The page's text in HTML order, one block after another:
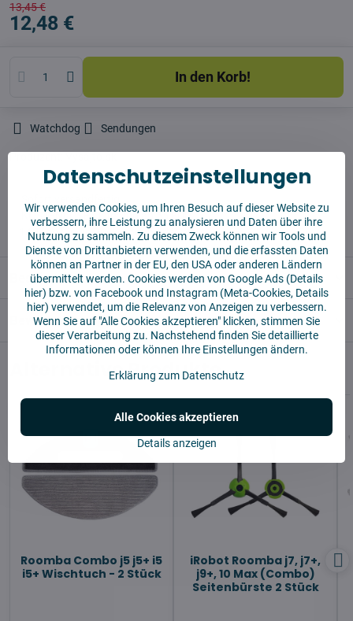
13,45 €
12,48 €
In den Korb!
Watchdog Sendungen
Produzent:
✅ KOSTENLOSE Lieferung ab 55 EUR
✅14 Tage für die Rücksendung der Ware
Beschreibung
Bewertungen 0
Alternative Produkte
Roomba Combo j5 j5+ i5
i5+ Wischtuch - 2 Stück
iRobot Roomba j7, j7+,
j9+, 10 Max (Combo)
Seitenbürste 2 Stück
Datenschutzeinstellungen
Wir verwenden Cookies, um Ihren Besuch auf dieser Website zu
verbessern, ihre Leistung zu analysieren und Daten über ihre
Nutzung zu sammeln. Zu diesem Zweck können wir Tools und
Dienste von Drittanbietern verwenden, und die erfassten Daten
können an Partner in der EU, den USA oder anderen Ländern
übermittelt werden. Cookies werden von Google Ads (Details
hier) bzw. von Facebook und Instagram (Meta-Cookies, Details
hier) verwendet, um die Relevanz von Anzeigen zu verbessern.
Wenn Sie auf "Alle Cookies akzeptieren" klicken, stimmen Sie
dieser Verarbeitung zu. Nachstehend finden Sie detaillierte
Informationen oder können Ihre Einstellungen ändern.
Erklärung zum Datenschutz
Details anzeigen
Alle Cookies akzeptieren